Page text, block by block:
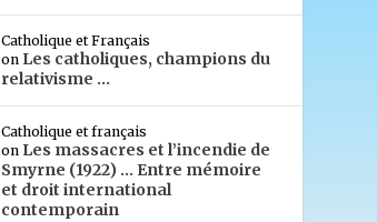
Catholique et Français
on Les catholiques, champions du
relativisme …
Catholique et français
on Les massacres et l’incendie de
Smyrne (1922) … Entre mémoire
et droit international
contemporain